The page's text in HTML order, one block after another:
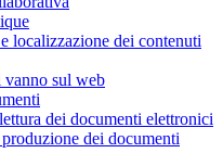
localizzazione dei contenuti
vanno sul web
dei documenti elettronici
dei documenti